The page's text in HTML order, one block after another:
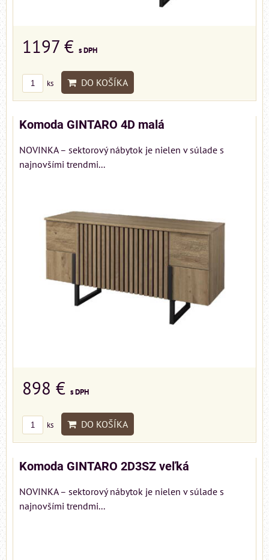
1197 € s DPH
ks DO KOŠÍKA
Komoda GINTARO 4D malá
NOVINKA – sektorový nábytok je nielen v súlade s
najnovšími trendmi...
898 € s DPH
ks DO KOŠÍKA
Komoda GINTARO 2D3SZ veľká
NOVINKA – sektorový nábytok je nielen v súlade s
najnovšími trendmi...